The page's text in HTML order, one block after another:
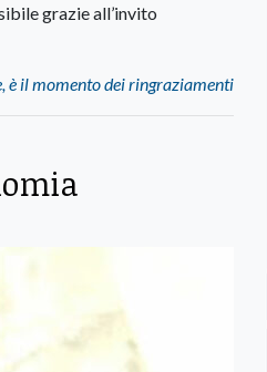
grazie all’invito
è il momento dei ringraziamenti